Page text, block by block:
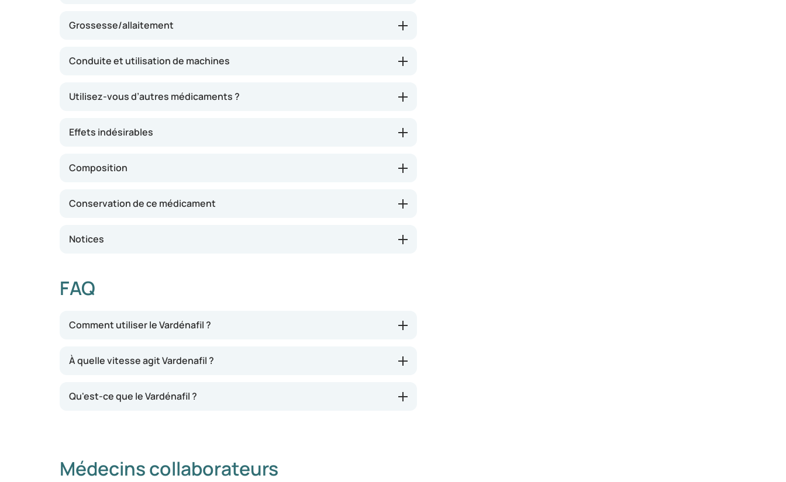
Grossesse/allaitement
Conduite et utilisation de machines
Utilisez-vous d’autres médicaments ?
Effets indésirables
Composition
Conservation de ce médicament
Notices
FAQ
Comment utiliser le Vardénafil ?
À quelle vitesse agit Vardenafil ?
Qu'est-ce que le Vardénafil ?
Médecins collaborateurs